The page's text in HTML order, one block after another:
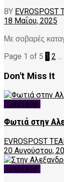
BY EVROSPOST
18 Μαΐου, 2025
Με σοβαρές
Page 1 of 5 1 2 …
Don't Miss It
EVROS NOW
Φωτιά στην
EVROSPOST
20 Αυγούστου,
EVROS NOW